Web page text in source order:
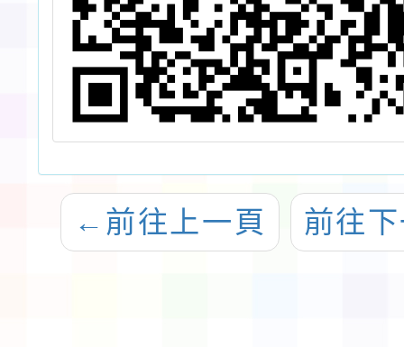
← 前往上一頁 前往